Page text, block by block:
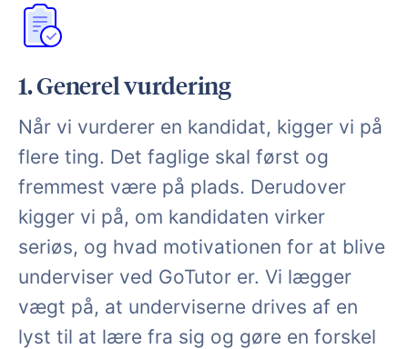
1. Generel vurdering
Når vi vurderer en kandidat, kigger vi på
flere ting. Det faglige skal først og
fremmest være på plads. Derudover
kigger vi på, om kandidaten virker
seriøs, og hvad motivationen for at blive
underviser ved GoTutor er. Vi lægger
vægt på, at underviserne drives af en
lyst til at lære fra sig og gøre en forskel